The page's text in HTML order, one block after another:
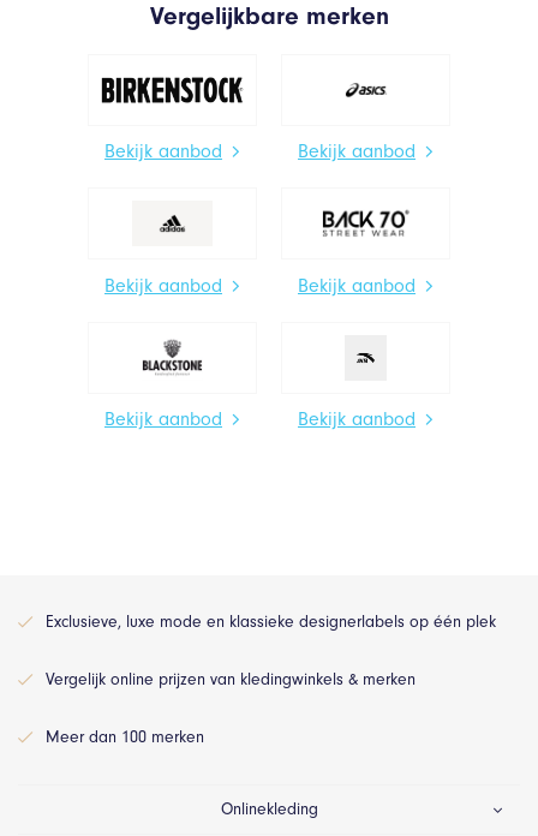
Vergelijkbare merken
Bekijk aanbod Bekijk aanbod
Bekijk aanbod Bekijk aanbod
Bekijk aanbod Bekijk aanbod
Exclusieve, luxe mode en klassieke designerlabels op één plek
Vergelijk online prijzen van kledingwinkels & merken
Meer dan 100 merken
Onlinekleding